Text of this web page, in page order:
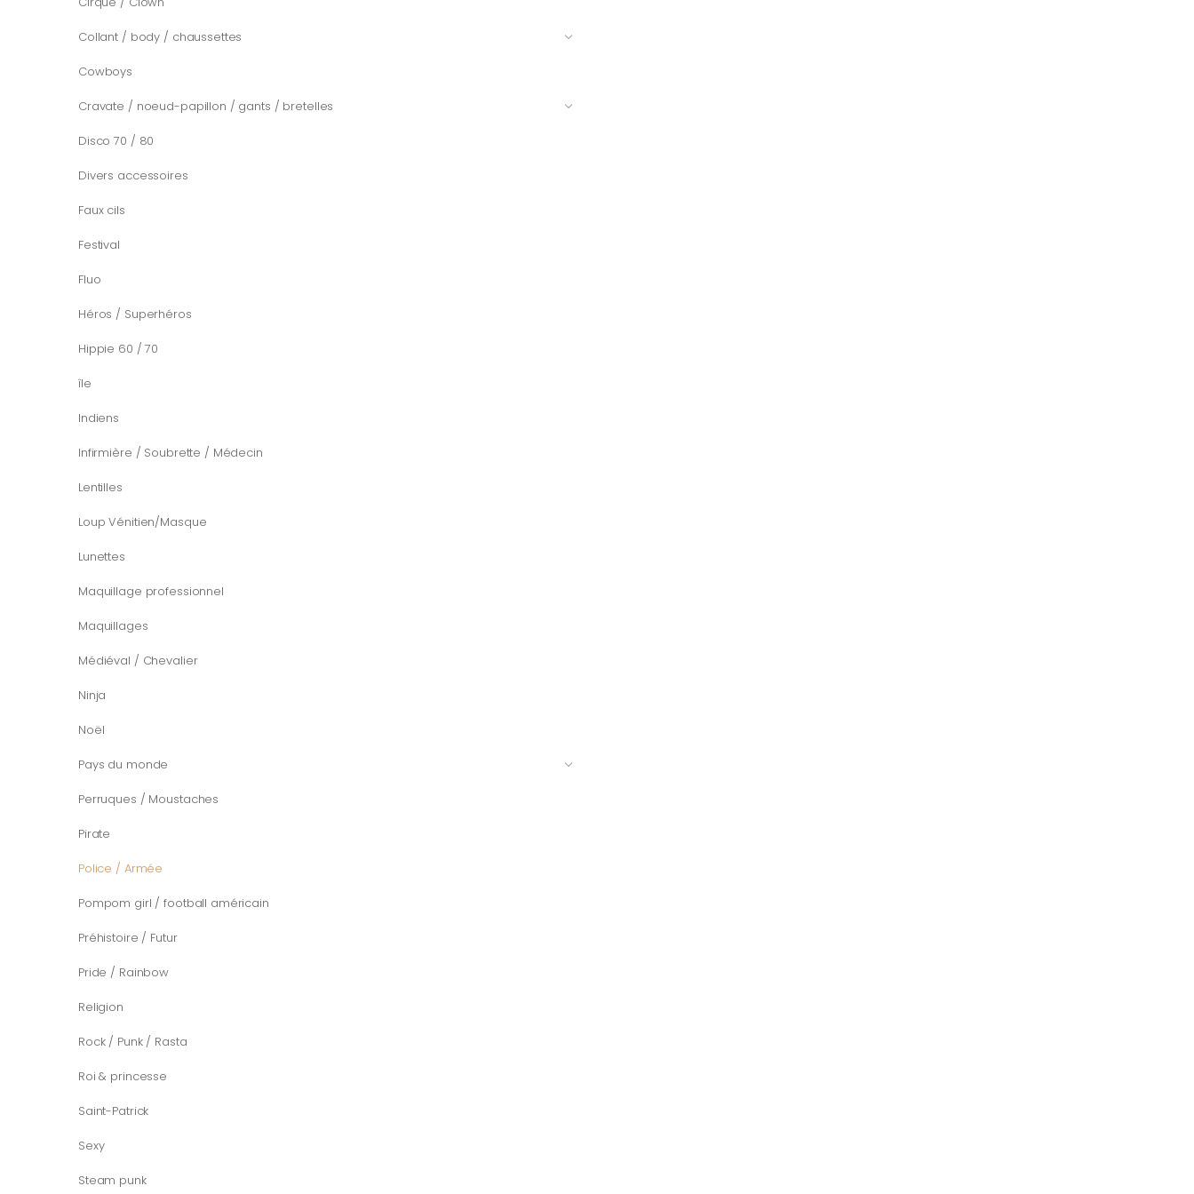
Collant / body / chaussettes
Cowboys
Cravate / noeud-papillon / gants / bretelles
Disco 70 / 80
Divers accessoires
Faux cils
Festival
Fluo
Héros / Superhéros
Hippie 60 / 70
île
Indiens
Infirmière / Soubrette / Médecin
Lentilles
Loup Vénitien/Masque
Lunettes
Maquillage professionnel
Maquillages
Médiéval / Chevalier
Ninja
Noël
Pays du monde
Perruques / Moustaches
Pirate
Police / Armée
Pompom girl / football américain
Préhistoire / Futur
Pride / Rainbow
Religion
Rock / Punk / Rasta
Roi & princesse
Saint-Patrick
Sexy
Steam punk